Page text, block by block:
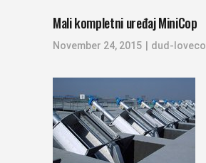
Mali kompletni uređaj MiniCop
November 24, 2015 dud-loveco